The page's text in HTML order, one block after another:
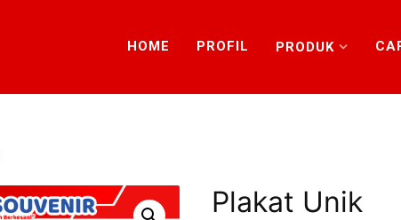
HOME PROFIL PRODUK
Plakat Unik